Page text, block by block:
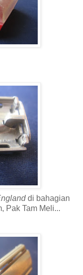
di bahagian
Pak Tam Meli...